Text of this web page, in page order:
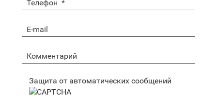
Защита от автоматических сообщений